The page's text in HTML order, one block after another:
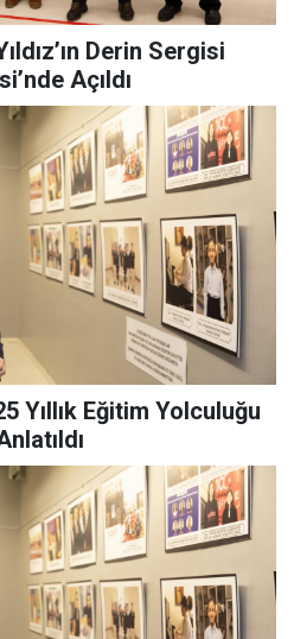
Derin Sergisi
Açıldı
Yıllık Eğitim Yolculuğu